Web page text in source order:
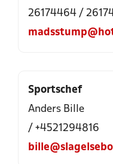
26174464 /
Sportschef
Anders Bille
/ +4521294816